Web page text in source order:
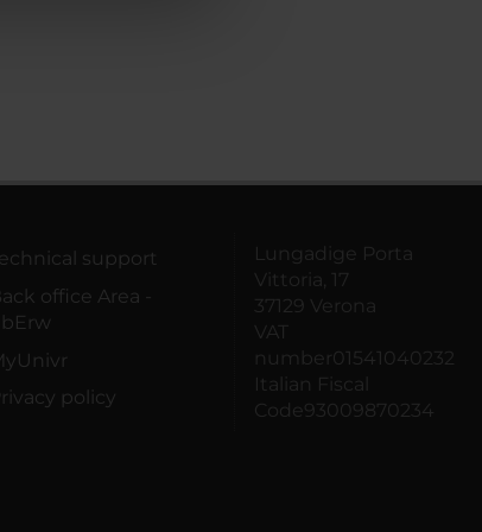
support
office Area -
policy
Lungadige Porta
Vittoria, 17
37129 Verona
VAT
number01541040232
Italian Fiscal
Code93009870234